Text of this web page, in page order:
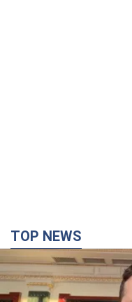
TOP NEWS